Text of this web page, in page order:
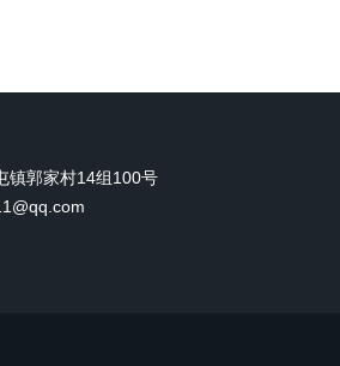
镇郭家村14组100号